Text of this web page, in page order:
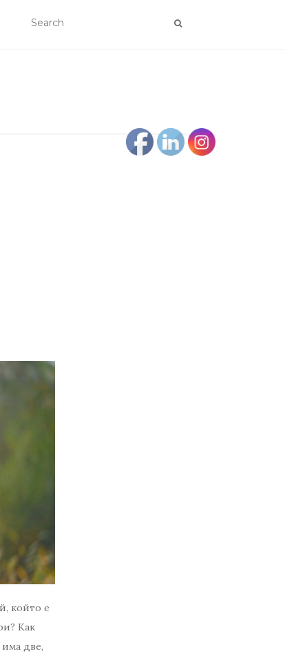
който е
Как
две,